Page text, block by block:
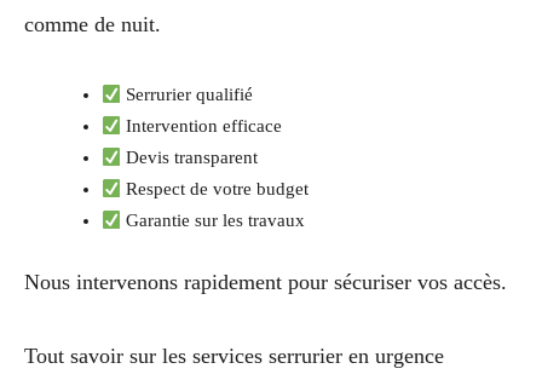
comme de nuit.
Serrurier qualifié
Intervention efficace
Devis transparent
Respect de votre budget
Garantie sur les travaux
Nous intervenons rapidement pour sécuriser vos accès.
Tout savoir sur les services serrurier en urgence